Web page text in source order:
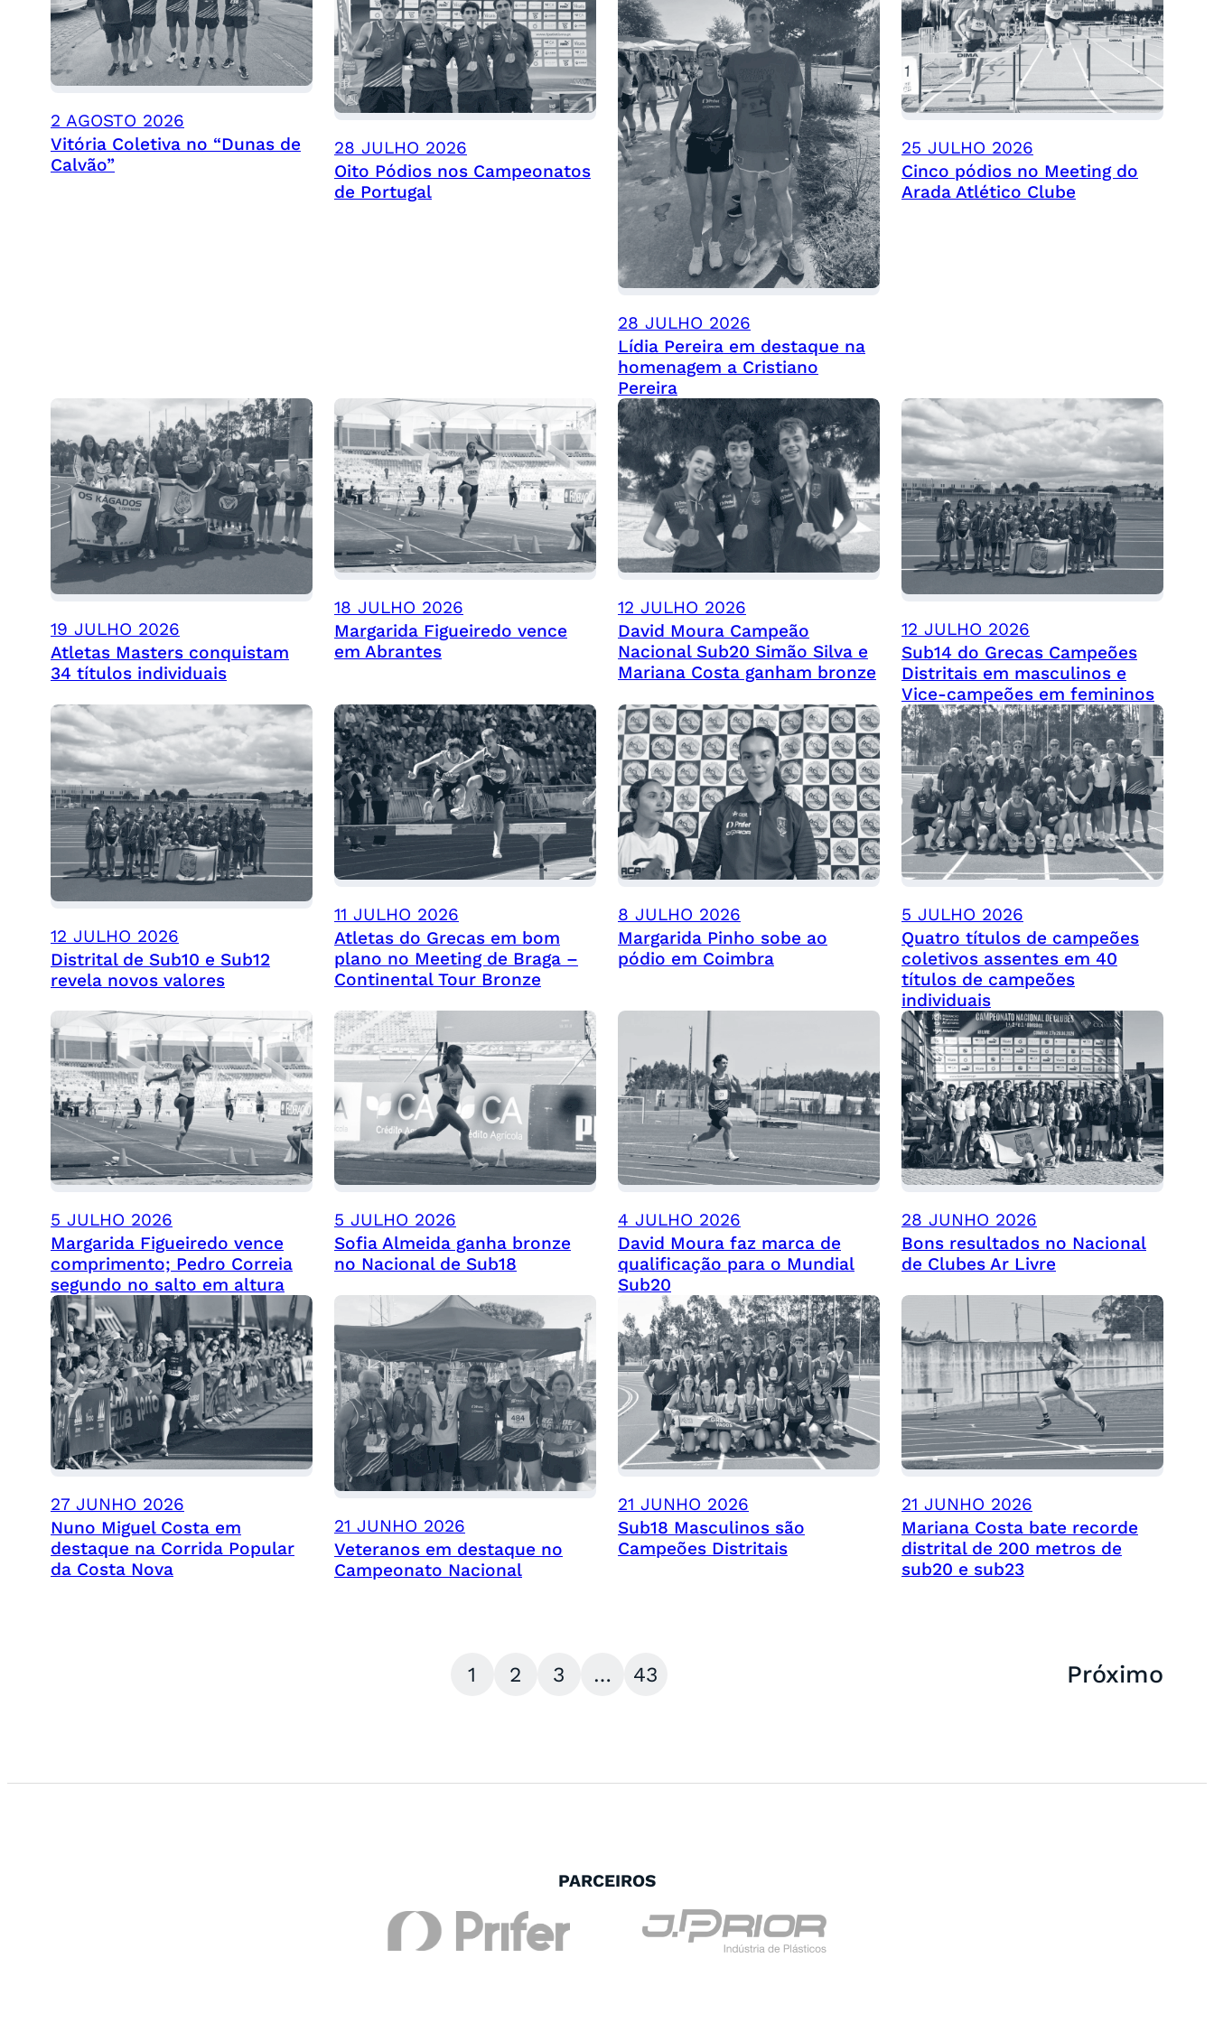
2 AGOSTO 2026
Vitória Coletiva no “Dunas de
Calvão”
28 JULHO 2026
Oito Pódios nos Campeonatos
de Portugal
28 JULHO 2026
Lídia Pereira em destaque na
homenagem a Cristiano
Pereira
25 JULHO 2026
Cinco pódios no Meeting do
Arada Atlético Clube
19 JULHO 2026
Atletas Masters conquistam
34 títulos individuais
18 JULHO 2026
Margarida Figueiredo vence
em Abrantes
12 JULHO 2026
David Moura Campeão
Nacional Sub20 Simão Silva e
Mariana Costa ganham bronze
12 JULHO 2026
Sub14 do Grecas Campeões
Distritais em masculinos e
Vice-campeões em femininos
12 JULHO 2026
Distrital de Sub10 e Sub12
revela novos valores
11 JULHO 2026
Atletas do Grecas em bom
plano no Meeting de Braga –
Continental Tour Bronze
8 JULHO 2026
Margarida Pinho sobe ao
pódio em Coimbra
5 JULHO 2026
Quatro títulos de campeões
coletivos assentes em 40
títulos de campeões
individuais
5 JULHO 2026
Margarida Figueiredo vence
comprimento; Pedro Correia
segundo no salto em altura
5 JULHO 2026
Sofia Almeida ganha bronze
no Nacional de Sub18
4 JULHO 2026
David Moura faz marca de
qualificação para o Mundial
Sub20
28 JUNHO 2026
Bons resultados no Nacional
de Clubes Ar Livre
27 JUNHO 2026
Nuno Miguel Costa em
destaque na Corrida Popular
da Costa Nova
21 JUNHO 2026
Veteranos em destaque no
Campeonato Nacional
21 JUNHO 2026
Sub18 Masculinos são
Campeões Distritais
21 JUNHO 2026
Mariana Costa bate recorde
distrital de 200 metros de
sub20 e sub23
1 2 3 … 43 Próximo
PARCEIROS